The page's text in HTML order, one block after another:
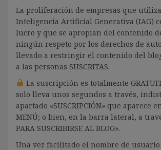
La proliferación de empresas que
Inteligencia Artificial Generativa (IAG)
lucro y que se apropian del contenido
ningún respeto por los derechos de
llevado a restringir el contenido del
a las personas SUSCRITAS.
La suscripción es totalmente
solo lleva unos segundos a través,
apartado «SUSCRIPCIÓN» que aparece
MENÚ; o bien, en la barra lateral, a
PARA SUSCRIBIRSE AL BLOG».
Una vez facilitado el nombre de